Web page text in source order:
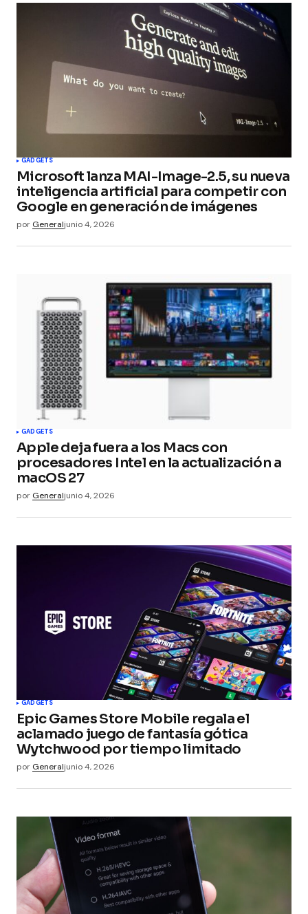
GADGETS
Microsoft lanza MAI-Image-2.5, su nueva
inteligencia artificial para competir con
Google en generación de imágenes
por Generaljunio 4, 2026
GADGETS
Apple deja fuera a los Macs con
procesadores Intel en la actualización a
macOS 27
por Generaljunio 4, 2026
GADGETS
Epic Games Store Mobile regala el
aclamado juego de fantasía gótica
Wytchwood por tiempo limitado
por Generaljunio 4, 2026